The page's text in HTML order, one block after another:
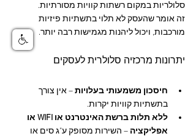
סלולריות במקום רשתות קוויות מסורתיות.
זה אומר שהעסק לא תלוי בתשתיות פיזיות
מורכבות, ויכול ליהנות מגמישות רבה יותר.
יתרונות מרכזיה סלולרית לעסקים
חיסכון משמעותי בעלויות – אין צורך
בתשתיות קוויות יקרות.
ללא תלות ברשת האינטרנט או WIFI או
אפליקציה – השירות מסופק ע"ג סים או